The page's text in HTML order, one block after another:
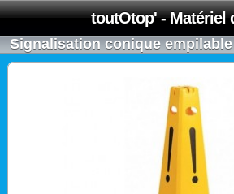
Signalisation conique empilable